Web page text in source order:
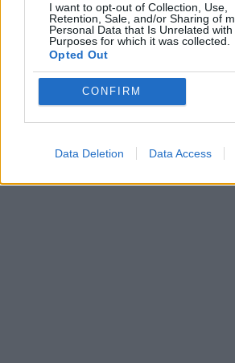
I want to opt-out of Collection, Use,
Retention, Sale, and/or Sharing of
Personal Data that Is Unrelated
Purposes for which it was collected.
Opted Out
CONFIRM
Data Deletion Data Access